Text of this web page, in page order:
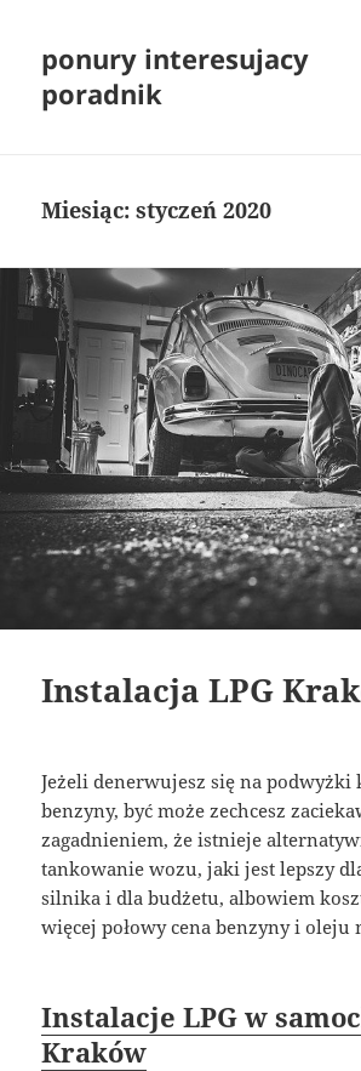
ponury interesujacy
poradnik
Miesiąc:styczeń 2020
Instalacja LPG
Jeżeli denerwujesz się na podwyżki
benzyny, być może zechcesz
zagadnieniem, że istnieje
tankowanie wozu, jaki jest lepszy
silnika i dla budżetu, albowiem
więcej połowy cena benzyny i oleju
Instalacje LPG w
Kraków